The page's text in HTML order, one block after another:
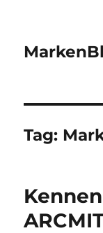
Tag: